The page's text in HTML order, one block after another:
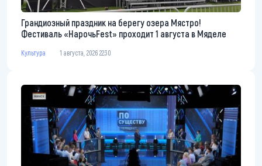
Грандиозный праздник на берегу озера Мястро!
Фестиваль «НарочьFest» проходит 1 августа в Мяделе
Культура 1 августа, 2026 22:30